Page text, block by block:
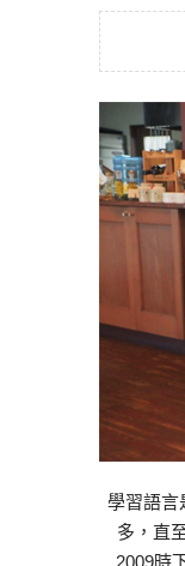
學習語言
多，直
2009時